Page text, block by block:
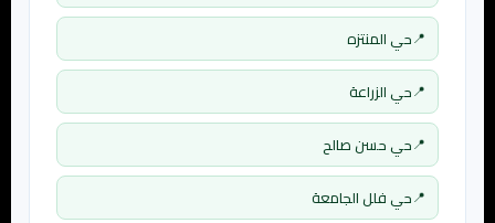
حي المنتزه
حي الزراعة
حي حسن صالح
حي فلل الجامعة